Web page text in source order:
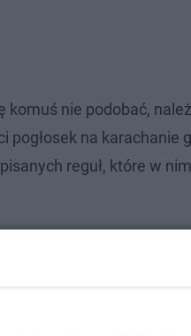
komuś nie podobać,
pogłosek na karachanie
reguł, które w